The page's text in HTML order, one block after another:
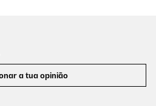
a tua opinião